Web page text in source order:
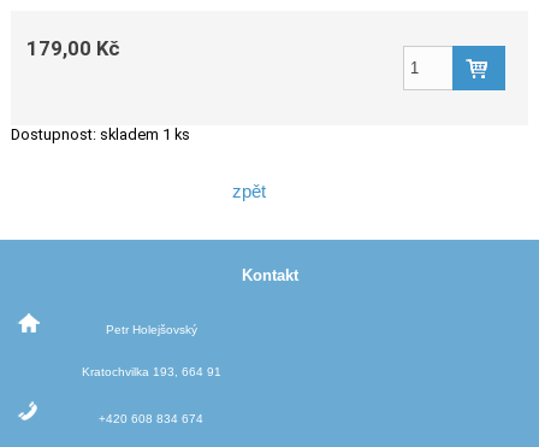
179,00 Kč
Dostupnost: skladem 1 ks
zpět
Kontakt
Petr Holejšovský
Kratochvilka 193, 664 91
+420 608 834 674